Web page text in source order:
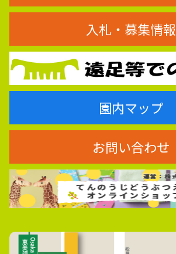
入札・募集情報
園内マップ
お問い合わせ